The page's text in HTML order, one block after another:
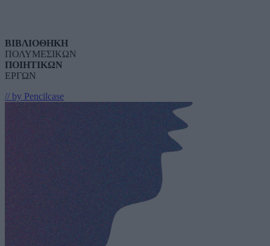
ΒΙΒΛΙΟΘΗΚΗ
ΠΟΛΥΜΕΣΙΚΩΝ
ΠΟΙΗΤΙΚΩΝ
ΕΡΓΩΝ
// by Pencilcase